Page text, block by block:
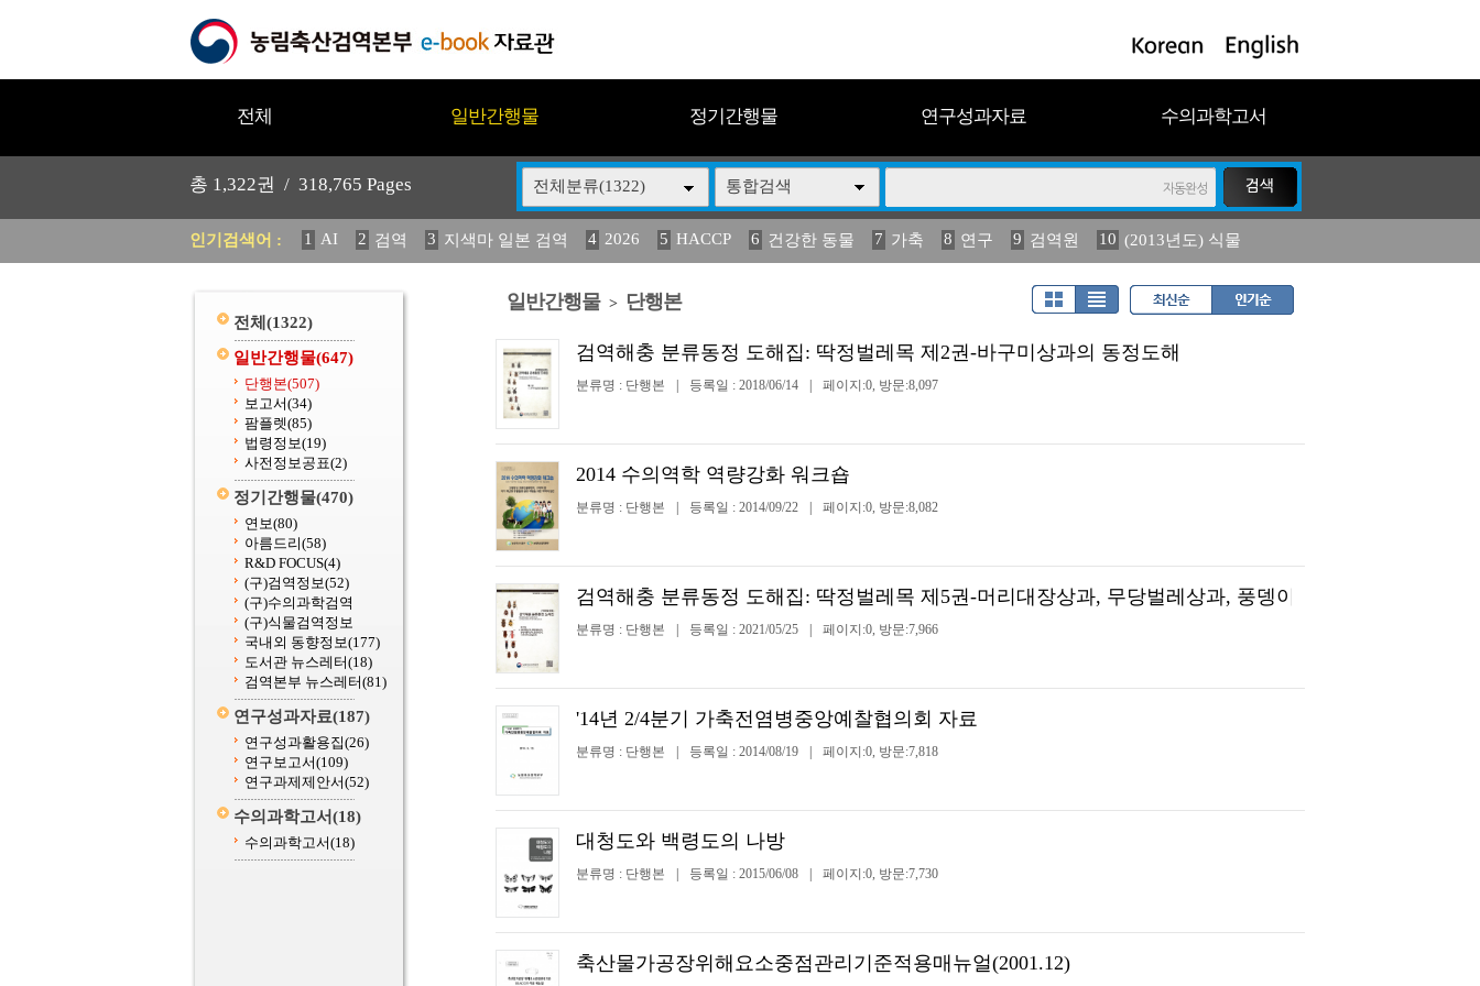
전체 일반간행물 정기간행물 연구성과자료 수의과학고서
총 1,322권 / 318,765 Pages 전체분류(1322) 통합검색
인기검색어 : 1 AI 2 검역 3 지색마 일본 검역 4 2026 5 HACCP 6 건강한 동물 7 가축 8 연구 9 검역원 10 (2013년도) 식물
11 2025 12 중독성 식물 도감 13 媛 異 14 (2013년도) 식 15 구제역 16 관리 17 연보 18 2023 19 농림수산
전체 (1322)
일반간행물(647)
단행본(507)
보고서(34)
팜플렛(85)
법령정보(19)
사전정보공표(2)
정기간행물(470)
연보(80)
아름드리(58)
R&D FOCUS(4)
(구)검역정보(52)
(구)수의과학검역
(구)식물검역정보
국내외 동향정보(177)
도서관 뉴스레터(18)
검역본부 뉴스레터(81)
연구성과자료(187)
연구성과활용집(26)
연구보고서(109)
연구과제제안서(52)
수의과학고서(18)
수의과학고서(18)
일반간행물 > 단행본
검역해충 분류동정 도해집: 딱정벌레목 제2권-바구미상과의 동정도해
분류명 : 단행본 등록일 : 2018/06/14 페이지:0, 방문:8,097
2014 수의역학 역량강화 워크숍
분류명 : 단행본 등록일 : 2014/09/22 페이지:0, 방문:8,082
검역해충 분류동정 도해집: 딱정벌레목 제5권-머리대장상과, 무당벌레상과, 풍뎅이붙이상과, 반날개상
분류명 : 단행본 등록일 : 2021/05/25 페이지:0, 방문:7,966
'14년 2/4분기 가축전염병중앙예찰협의회 자료
분류명 : 단행본 등록일 : 2014/08/19 페이지:0, 방문:7,818
대청도와 백령도의 나방
분류명 : 단행본 등록일 : 2015/06/08 페이지:0, 방문:7,730
축산물가공장위해요소중점관리기준적용매뉴얼(2001.12)